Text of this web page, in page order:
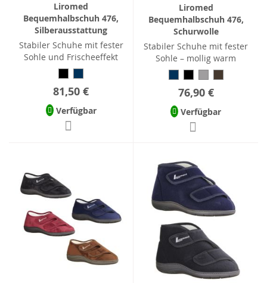
Liromed
Bequemhalbschuh 476,
Silberausstattung
Stabiler Schuhe mit fester
Sohle und Frischeeffekt
81,50 €
Verfügbar
Liromed
Bequemhalbschuh 476,
Schurwolle
Stabiler Schuhe mit fester
Sohle – mollig warm
76,90 €
Verfügbar